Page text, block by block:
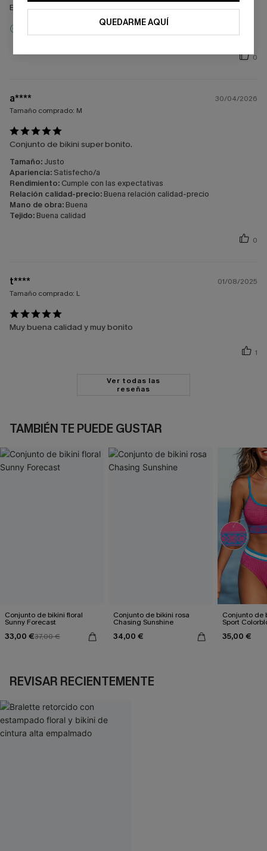
Buen material y coincide con las medidas
0
a****
30/04/2026
Tamaño comprado: M
Conjunto de bikini super bonito.
Tamaño: Justo
Apariencia: Satisfecho/a
Rendimiento: Cumple con las expectativas
Relación calidad-precio: Buena relación calidad-precio
Mano de obra: Buena
Tejido: Buena calidad
0
t****
01/08/2025
Tamaño comprado: L
Muy buena calidad y muy bonito
1
Ver todas las
reseñas
TAMBIÉN TE PUEDE GUSTAR
Conjunto de bikini floral
Sunny Forecast
33,00 €37,00 €
Conjunto de bikini rosa
Chasing Sunshine
34,00 €
Conjunto de
Sport
35,00 €
REVISAR RECIENTEMENTE
QUEDARME AQUÍ